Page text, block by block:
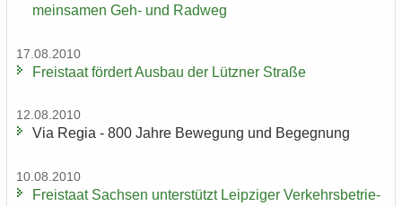
mein­sa­men Geh- und Rad­weg
17.08.2010
Frei­staat för­dert Aus­bau der Lütz­ner Stra­ße
12.08.2010
Via Regia - 800 Jahre Be­we­gung und Be­geg­nung
10.08.2010
Frei­staat Sach­sen un­ter­stützt Leip­zi­ger Ver­kehrs­be­trie­